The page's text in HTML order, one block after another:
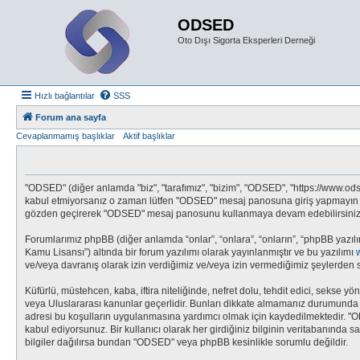
ODSED
Oto Dışı Sigorta Eksperleri Derneği
Hızlı bağlantılar SSS
Forum ana sayfa
Cevaplanmamış başlıklar
Aktif başlıklar
"ODSED" (diğer anlamda "biz", "tarafımız", "bizim", "ODSED", "https://
kabul etmiyorsanız o zaman lütfen "ODSED" mesaj panosuna giriş
gözden geçirerek "ODSED" mesaj panosunu kullanmaya devam
Forumlarımız phpBB (diğer anlamda “onlar”, “onlara”, “onların”, “phpBB
Kamu Lisansı”) altında bir forum yazılımı olarak yayınlanmıştır ve bu yazılımı
ve/veya davranış olarak izin verdiğimiz ve/veya izin vermediğimiz
Küfürlü, müstehcen, kaba, iftira niteliğinde, nefret dolu, tehdit edici, sekse
veya Uluslararası kanunlar geçerlidir. Bunları dikkate almamanız
adresi bu koşulların uygulanmasına yardımcı olmak için kaydedilmektedir.
kabul ediyorsunuz. Bir kullanıcı olarak her girdiğiniz bilginin veritabanında
bilgiler dağılırsa bundan "ODSED" veya phpBB kesinlikle sorumlu değildir.